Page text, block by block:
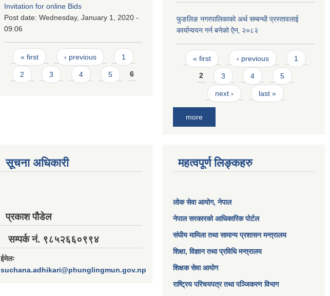
Invitation for online Bids
Post date: Wednesday, January 1, 2020 -
09:06
Pages
« first ‹ previous 1
2 3 4 5 6
फुङलिङ नगरपालिकाको अर्थ सम्बन्धी प्रस्तावलाई
कार्यान्वयन गर्न बनेको ऐन‚ २०८२
Pages
« first ‹ previous 1
2 3 4 5
next › last »
more
सूचना अधिकारी
प्रकाश पौडेल
सम्पर्क नं. ९८५२६६०९९४
ईमेलः
suchana.adhikari@phunglingmun.gov.np
महत्वपूर्ण लिङ्कहरु
लोक सेवा आयोग, नेपाल
नेपाल सरकारको आधिकारिक पोर्टल
संघीय मामिला तथा सामान्य प्रशासन मन्त्रालय
शिक्षा, विज्ञान तथा प्रविधि मन्त्रालय
शिक्षक सेवा आयोग
राष्ट्रिय परिचयपत्र तथा पञ्जिकरण विभाग